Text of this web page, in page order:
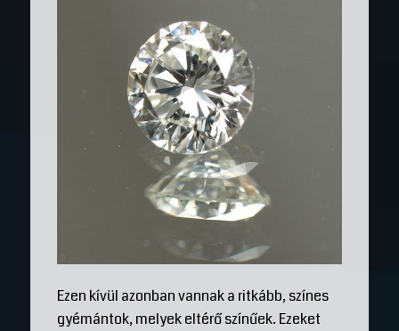
Ezen kívül azonban vannak a ritkább, színes
gyémántok, melyek eltérő színűek. Ezeket